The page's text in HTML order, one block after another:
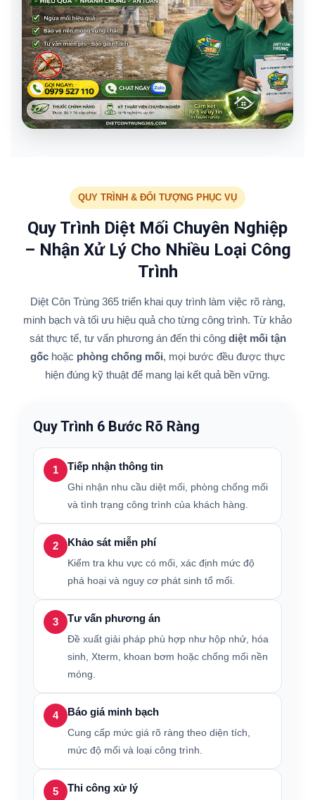
QUY TRÌNH & ĐỐI TƯỢNG PHỤC VỤ
Quy Trình Diệt Mối Chuyên Nghiệp
– Nhận Xử Lý Cho Nhiều Loại Công
Trình
Diệt Côn Trùng 365 triển khai quy trình làm việc rõ ràng,
minh bạch và tối ưu hiệu quả cho từng công trình. Từ khảo
sát thực tế, tư vấn phương án đến thi công diệt mối tận
gốchoặc phòng chống mối, mọi bước đều được thực
hiện đúng kỹ thuật để mang lại kết quả bền vững.
Quy Trình 6 Bước Rõ Ràng
1 Tiếp nhận thông tin
Ghi nhận nhu cầu diệt mối, phòng chống mối
và tình trạng công trình của khách hàng.
2 Khảo sát miễn phí
Kiểm tra khu vực có mối, xác định mức độ
phá hoại và nguy cơ phát sinh tổ mối.
3 Tư vấn phương án
Đề xuất giải pháp phù hợp như hộp nhử, hóa
sinh, Xterm, khoan bơm hoặc chống mối nền
móng.
4 Báo giá minh bạch
Cung cấp mức giá rõ ràng theo diện tích,
mức độ mối và loại công trình.
5 Thi công xử lý